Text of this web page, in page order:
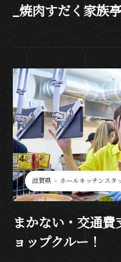
_焼肉すだく家族
滋賀県 ホールキッチンスタ
まかない・交通
ョップクルー！